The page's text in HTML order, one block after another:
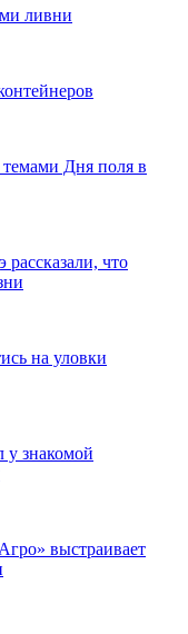
ливни
Дня поля в
что
на уловки
у знакомой
выстраивает